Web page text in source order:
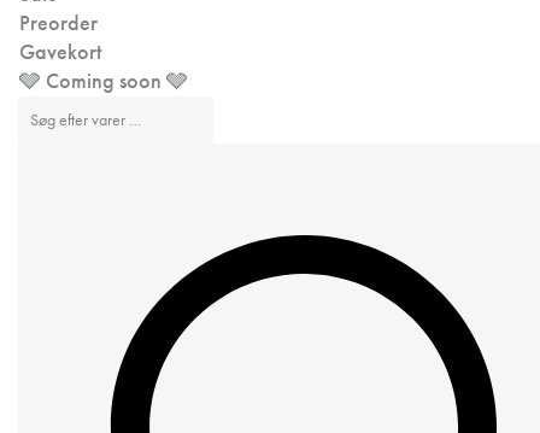
Preorder
Gavekort
🩶 Coming soon 🩶